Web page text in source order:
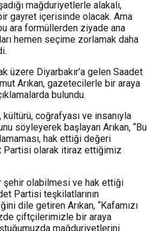
mağduriyetlerle alakalı,
gayret içerisinde olacak. Ama
ara formüllerden ziyade ana
hemen seçime zorlamak daha
üzere Diyarbakır’a gelen Saadet
Arıkan, gazetecilerle bir araya
bulundu.
coğrafyası ve insanıyla
söyleyerek başlayan Arıkan, “Bu
hak ettiği değeri
olarak itiraz ettiğimiz
şehir olabilmesi ve hak ettiği
Partisi teşkilatlarının
dile getiren Arıkan, “Kafamızı
çiftçilerimizle bir araya
mağduriyetlerini